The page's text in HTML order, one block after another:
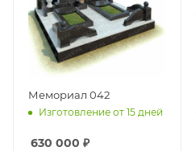
Мемориал 042
Изготовление от 15 дней
630 000 ₽